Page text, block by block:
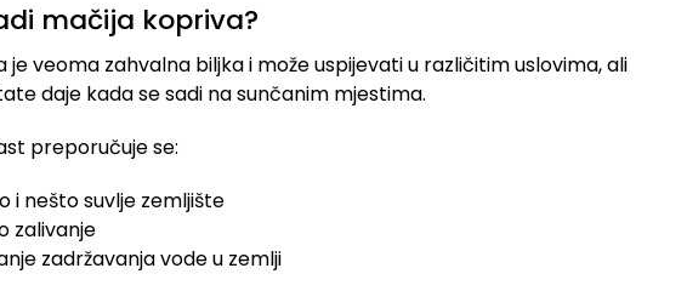
mačija kopriva?
je veoma zahvalna biljka i može uspijevati u različitim uslovima, ali
daje kada se sadi na sunčanim mjestima.
preporučuje se:
i nešto suvlje zemljište
zalivanje
zadržavanja vode u zemlji